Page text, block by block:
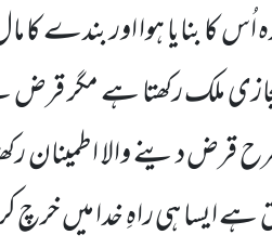
اُس کا بنایا ہوا اور بندے کا
ملک رکھتا ہے مگر قرض
دینے والا اطمینان
ہے ایسا ہی راہِ خدا میں